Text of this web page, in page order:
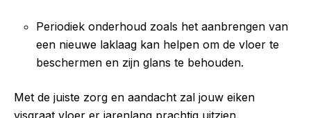
Periodiek onderhoud zoals het aanbrengen van
een nieuwe laklaag kan helpen om de vloer te
beschermen en zijn glans te behouden.
Met de juiste zorg en aandacht zal jouw eiken